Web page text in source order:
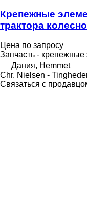
Крепежные
трактора
Цена по запросу
Запчасть -
Дания, Hemmet
Chr. Nielsen -
Связаться с